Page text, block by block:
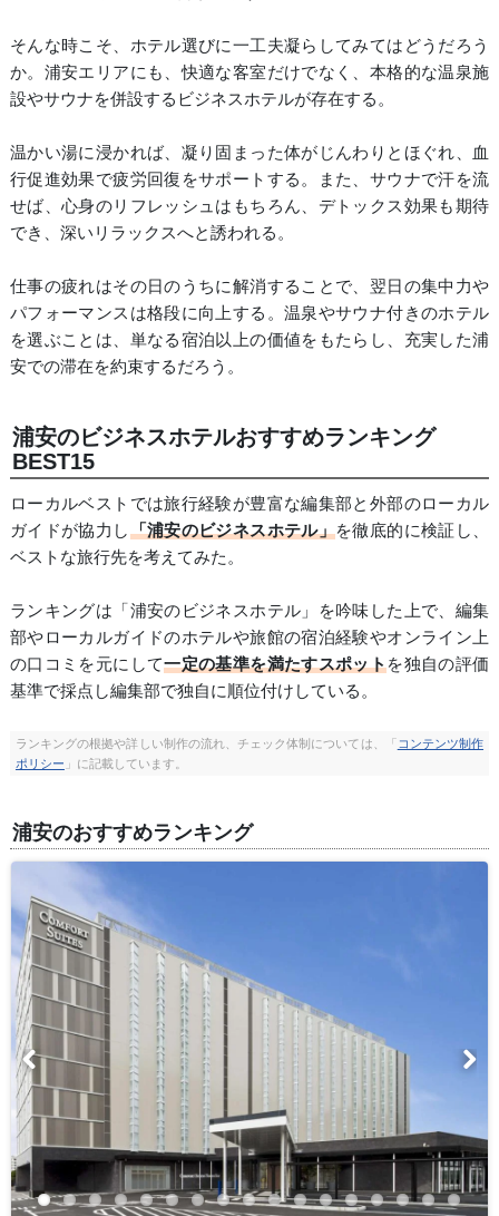
そんな時こそ、ホテル選びに一工夫凝らしてみてはどうだろう
か。浦安エリアにも、快適な客室だけでなく、本格的な温泉施
設やサウナを併設するビジネスホテルが存在する。
温かい湯に浸かれば、凝り固まった体がじんわりとほぐれ、血
行促進効果で疲労回復をサポートする。また、サウナで汗を流
せば、心身のリフレッシュはもちろん、デトックス効果も期待
でき、深いリラックスへと誘われる。
仕事の疲れはその日のうちに解消することで、翌日の集中力や
パフォーマンスは格段に向上する。温泉やサウナ付きのホテル
を選ぶことは、単なる宿泊以上の価値をもたらし、充実した浦
安での滞在を約束するだろう。
浦安のビジネスホテルおすすめランキング
BEST15
ローカルベストでは旅行経験が豊富な編集部と外部のローカル
ガイドが協力し「浦安のビジネスホテル」を徹底的に検証し、
ベストな旅行先を考えてみた。
ランキングは「浦安のビジネスホテル」を吟味した上で、編集
部やローカルガイドのホテルや旅館の宿泊経験やオンライン上
の口コミを元にして一定の基準を満たすスポットを独自の評価
基準で採点し編集部で独自に順位付けしている。
ランキングの根拠や詳しい制作の流れ、チェック体制については、「 コンテンツ制作
ポリシー 」に記載しています。
浦安のおすすめランキング